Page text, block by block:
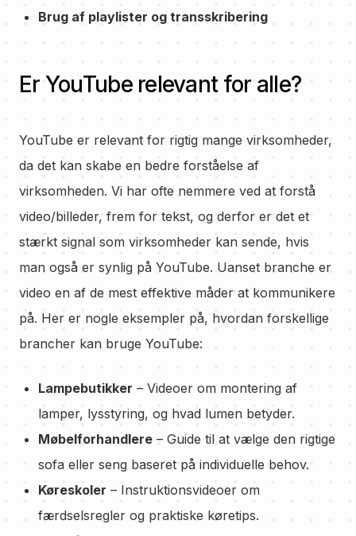
Brug af playlister og transskribering
Er YouTube relevant for alle?
YouTube er relevant for rigtig mange virksomheder,
da det kan skabe en bedre forståelse af
virksomheden. Vi har ofte nemmere ved at forstå
video/billeder, frem for tekst, og derfor er det et
stærkt signal som virksomheder kan sende, hvis
man også er synlig på YouTube. Uanset branche er
video en af de mest effektive måder at kommunikere
på. Her er nogle eksempler på, hvordan forskellige
brancher kan bruge YouTube:
Lampebutikker – Videoer om montering af
lamper, lysstyring, og hvad lumen betyder.
Møbelforhandlere – Guide til at vælge den rigtige
sofa eller seng baseret på individuelle behov.
Køreskoler – Instruktionsvideoer om
færdselsregler og praktiske køretips.